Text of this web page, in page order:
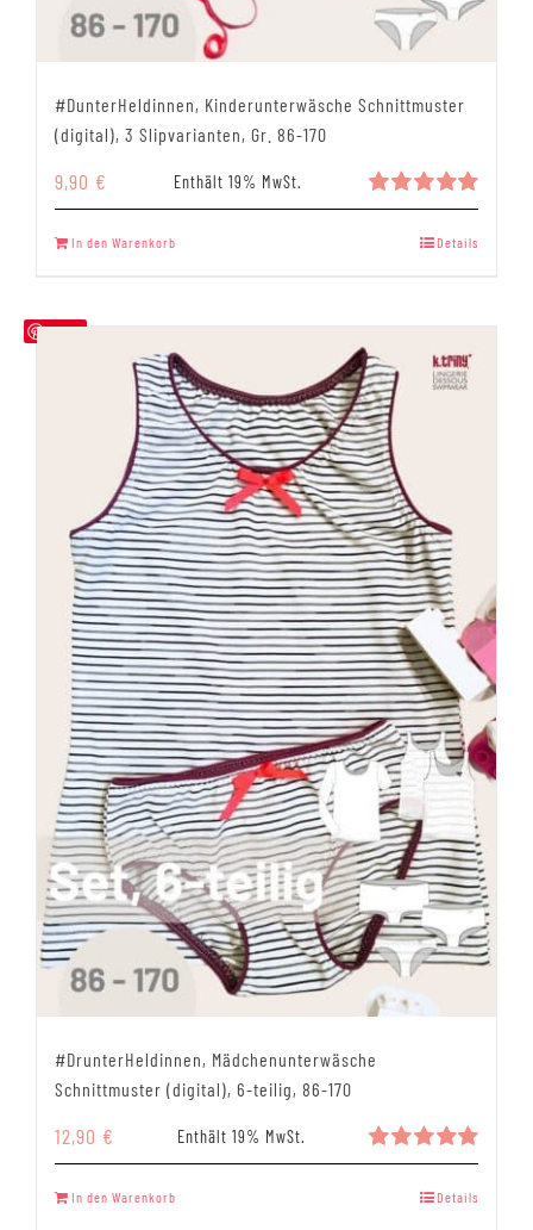
#DunterHeldinnen, Kinderunterwäsche Schnittmuster
(digital), 3 Slipvarianten, Gr. 86-170
Bewertet
5.00
9,90 € Enthält 19% MwSt.
In den Warenkorb Details
Save
#DrunterHeldinnen, Mädchenunterwäsche
Schnittmuster (digital), 6-teilig, 86-170
Bewertet
5.00
12,90 € Enthält 19% MwSt.
In den Warenkorb Details